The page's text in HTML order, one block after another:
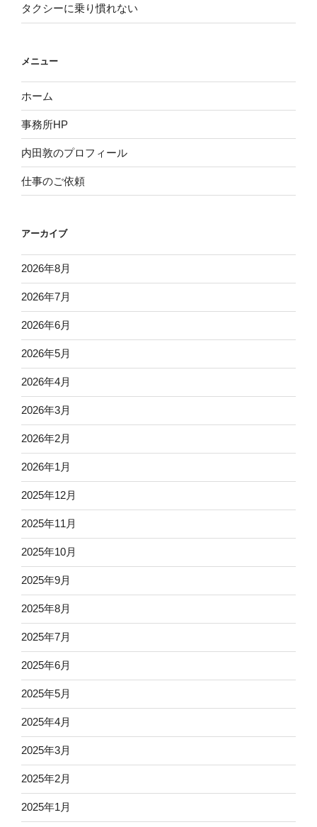
タクシーに乗り慣れない
メニュー
ホーム
事務所HP
内田敦のプロフィール
仕事のご依頼
アーカイブ
2026年8月
2026年7月
2026年6月
2026年5月
2026年4月
2026年3月
2026年2月
2026年1月
2025年12月
2025年11月
2025年10月
2025年9月
2025年8月
2025年7月
2025年6月
2025年5月
2025年4月
2025年3月
2025年2月
2025年1月